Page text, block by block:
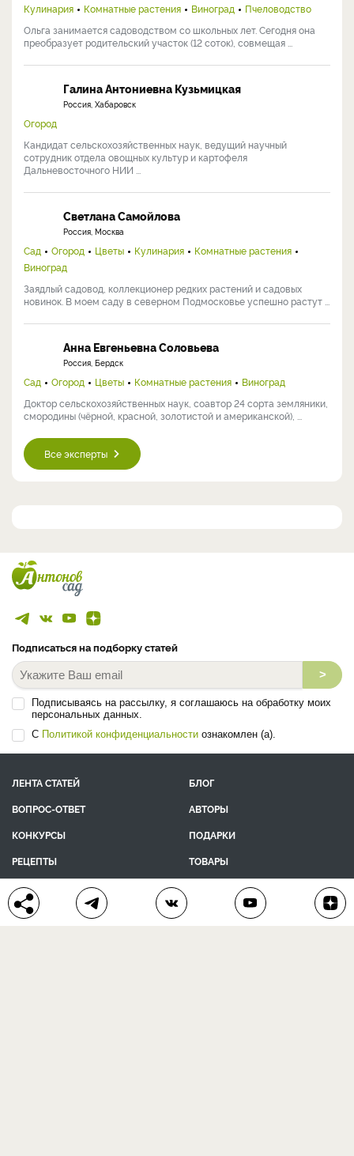
Кулинария
Комнатные растения Виноград
Пчеловодство
Ольга занимается садоводством со школьных лет. Сегодня она
преобразует родительский участок (12 соток), совмещая ...
Галина Антониевна Кузьмицкая
Россия, Хабаровск
Огород
Кандидат сельскохозяйственных наук, ведущий научный
сотрудник отдела овощных культур и картофеля
Дальневосточного НИИ ...
Светлана Самойлова
Россия, Москва
Сад Огород Цветы Кулинария
Комнатные растения
Виноград
Заядлый садовод, коллекционер редких растений и садовых
новинок. В моем саду в северном Подмосковье успешно растут ...
Анна Евгеньевна Соловьева
Россия, Бердск
Сад Огород Цветы Комнатные растения
Виноград
Доктор сельскохозяйственных наук, соавтор 24 сорта земляники,
смородины (чёрной, красной, золотистой и американской), ...
Все эксперты
Подписаться на подборку статей
>
Подписываясь на рассылку, я соглашаюсь на обработку моих
персональных данных.
С Политикой конфиденциальности ознакомлен (а).
ЛЕНТА СТАТЕЙ
БЛОГ
ВОПРОС-ОТВЕТ
АВТОРЫ
КОНКУРСЫ
ПОДАРКИ
РЕЦЕПТЫ
ТОВАРЫ
ПОМОЩЬ
КОНТАКТЫ